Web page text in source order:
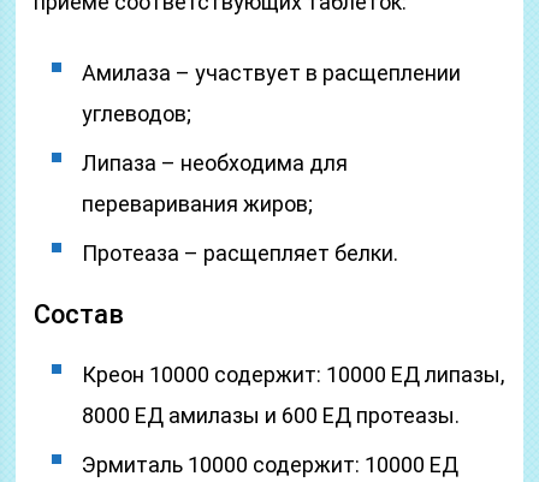
Амилаза – участвует в расщеплении
углеводов;
Липаза – необходима для
переваривания жиров;
Протеаза – расщепляет белки.
Cостав
Креон 10000 содержит: 10000 ЕД липазы,
8000 ЕД амилазы и 600 ЕД протеазы.
Эрмиталь 10000 содержит: 10000 ЕД